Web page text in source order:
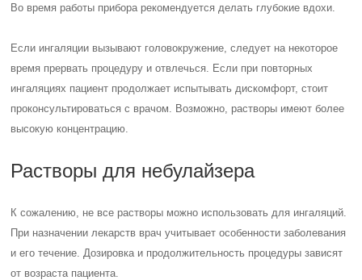
Во время работы прибора рекомендуется делать глубокие вдохи.
Если ингаляции вызывают головокружение, следует на некоторое
время прервать процедуру и отвлечься. Если при повторных
ингаляциях пациент продолжает испытывать дискомфорт, стоит
проконсультироваться с врачом. Возможно, растворы имеют более
высокую концентрацию.
Растворы для небулайзера
К сожалению, не все растворы можно использовать для ингаляций.
При назначении лекарств врач учитывает особенности заболевания
и его течение. Дозировка и продолжительность процедуры зависят
от возраста пациента.